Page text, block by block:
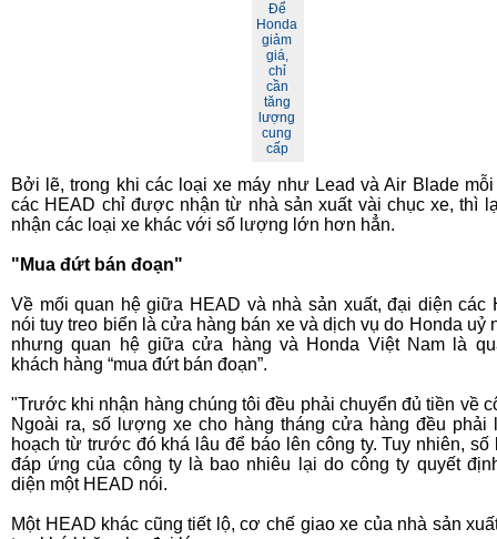
Để
Honda
giảm
giá,
chỉ
cần
tăng
lượng
cung
cấp
Bởi lẽ, trong khi các loại xe máy như Lead và Air Blade mỗi
các HEAD chỉ được nhận từ nhà sản xuất vài chục xe, thì
nhận các loại xe khác với số lượng lớn hơn hẳn.
"Mua đứt bán đoạn"
Về mối quan hệ giữa HEAD và nhà sản xuất, đại diện các
nói tuy treo biển là cửa hàng bán xe và dịch vụ do Honda uỷ
nhưng quan hệ giữa cửa hàng và Honda Việt Nam là
khách hàng “mua đứt bán đoạn”.
"Trước khi nhận hàng chúng tôi đều phải chuyển đủ tiền về
Ngoài ra, số lượng xe cho hàng tháng cửa hàng đều phải
hoạch từ trước đó khá lâu để báo lên công ty. Tuy nhiên,
đáp ứng của công ty là bao nhiêu lại do công ty quyết
diện một HEAD nói.
Một HEAD khác cũng tiết lộ, cơ chế giao xe của nhà sản